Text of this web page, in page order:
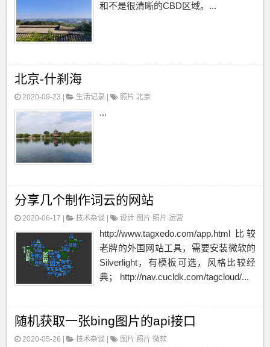
和不是很清晰的CBD区域。...
北京-什刹海
2020-09-23 | 生活记录 照片 北京
...
分享几个制作词云的网站
2020-06-17 | 技术杂谈 设计 图片 照片 运营
http://www.tagxedo.com/app.html 比较
老牌的外国网站工具，需要安装微软的
Silverlight，有模板可选，风格比较经
典； http://nav.cucldk.com/tagcloud/...
随机获取一张bing图片的api接口
2020-05-26 | 技术杂谈 图片 照片 微软